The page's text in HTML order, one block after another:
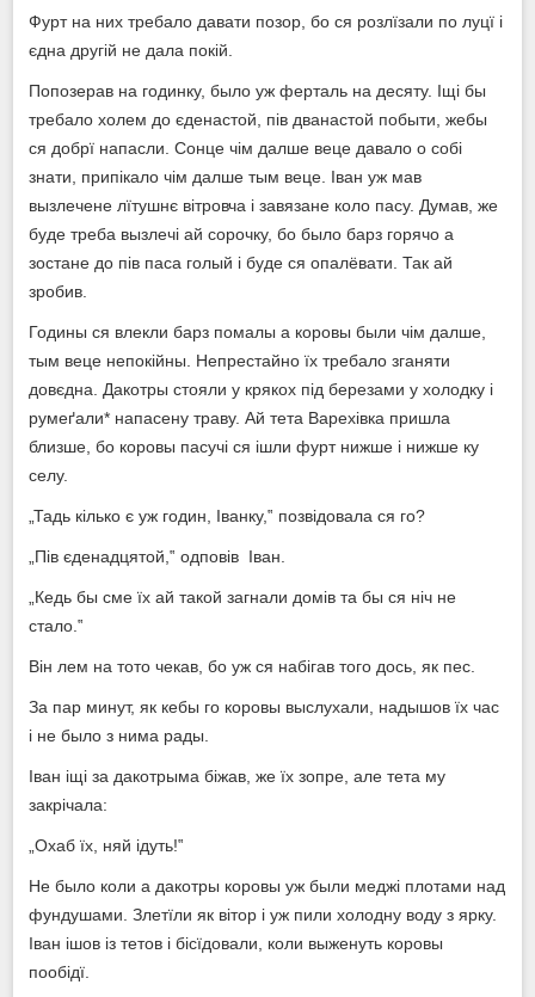
Фурт на них требало давати позор, бо ся розлїзали по луцї і
єдна другій не дала покій.
Попозерав на годинку, было уж ферталь на десяту. Іщі бы
требало холем до єденастой, пів дванастой побыти, жебы
ся добрї напасли. Сонце чім далше веце давало о собі
знати, припікало чім далше тым веце. Іван уж мав
вызлечене лїтушнє вітровча і завязане коло пасу. Думав, же
буде треба вызлечі ай сорочку, бо было барз горячо а
зостане до пів паса голый і буде ся опалёвати. Так ай
зробив.
Годины ся влекли барз помалы а коровы были чім далше,
тым веце непокійны. Непрестайно їх требало зганяти
довєдна. Дакотры стояли у крякох під березами у холодку і
румеґали* напасену траву. Ай тета Варехівка пришла
близше, бо коровы пасучі ся ішли фурт нижше і нижше ку
селу.
„Тадь кілько є уж годин, Іванку,‟ позвідовала ся го?
„Пів єденадцятой,‟ одповів Іван.
„Кедь бы сме їх ай такой загнали домів та бы ся ніч не
стало.‟
Він лем на тото чекав, бо уж ся набігав того дось, як пес.
За пар минут, як кебы го коровы выслухали, надышов їх час
і не было з нима рады.
Іван іщі за дакотрыма біжав, же їх зопре, але тета му
закрічала:
„Охаб їх, няй ідуть!‟
Не было коли а дакотры коровы уж были меджі плотами над
фундушами. Злетїли як вітор і уж пили холодну воду з ярку.
Іван ішов із тетов і бісїдовали, коли выженуть коровы
пообідї.